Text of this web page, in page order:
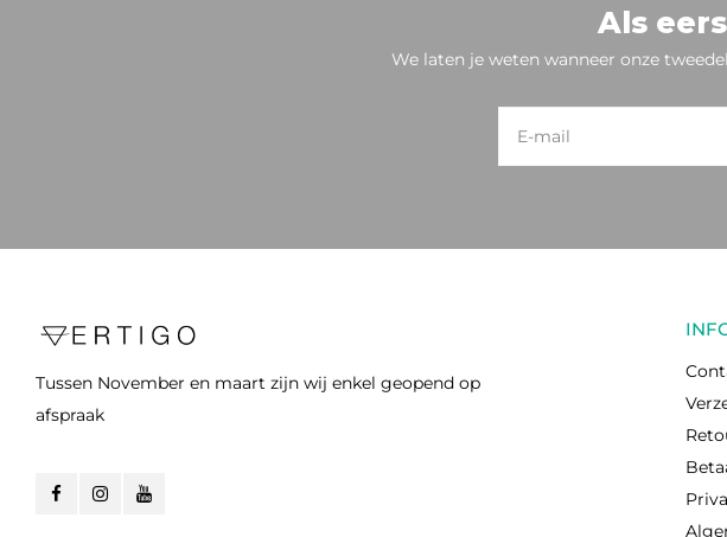
Als
We laten je weten wanneer onze
Tussen November en maart zijn wij enkel geopend op
afspraak